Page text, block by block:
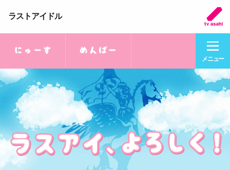
ラストアイドル
メニュー